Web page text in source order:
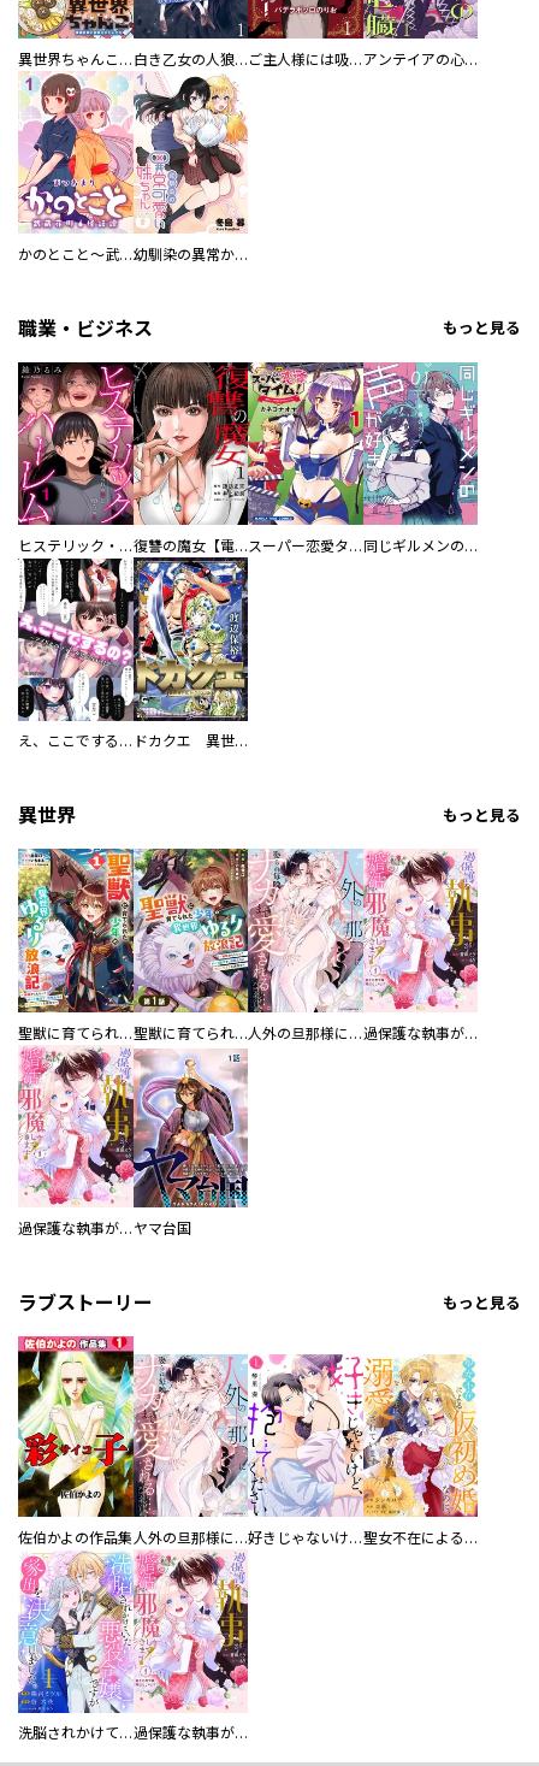
異世界ちゃんこ～横綱目前に召喚されたんだが～ 【連載版】 白き乙女の人狼（ウェアウルフ） 【連載版】 ご主人様には吸わせません！ 【連載版】 アンテイアの心臓 【連載版】
かのとこと～武蔵花町怪話譚～ 【連載版】 幼馴染の異常かわいい妹ちゃん 【連載版】
職業・ビジネス もっと見る
ヒステリック・ハーレム～搾られる男と堕ちる女～【電子単行本版】 復讐の魔女【電子単行本版】 スーパー恋愛タイム！～現場でドＳな彼女は自宅でデレる～ 同じギルメンの声が好き
え、ここでするの？ アイドルのファンが知らない日常 ドカクエ 異世界ドカコッククエスト
異世界 もっと見る
聖獣に育てられた少年の異世界ゆるり放浪記～神様からもらったチート魔法で、仲間たちとスローライフを満喫中～ 聖獣に育てられた少年の異世界ゆるり放浪記～神様からもらったチート魔法で、仲間たちとスローライフを満喫中～【分冊版】 人外の旦那様に娶られ毎晩ナカまで愛される…。アンソロジー 過保護な執事が私の婚活を邪魔してきます！ 分冊版
過保護な執事が私の婚活を邪魔してきます！ ヤマ台国
ラブストーリー もっと見る
佐伯かよの作品集 人外の旦那様に娶られ毎晩ナカまで愛される…。アンソロジー 好きじゃないけど、抱いてください【電子単行本版／特典おまけ付き】 聖女不在による仮初め婚なのに、不器用な王太子に溺愛されています【電子単行本版／特典おまけ付き】
洗脳されかけていた悪役令嬢ですが家出を決意しました。【電子単行本版／特典おまけ付き】 過保護な執事が私の婚活を邪魔してきます！ 分冊版